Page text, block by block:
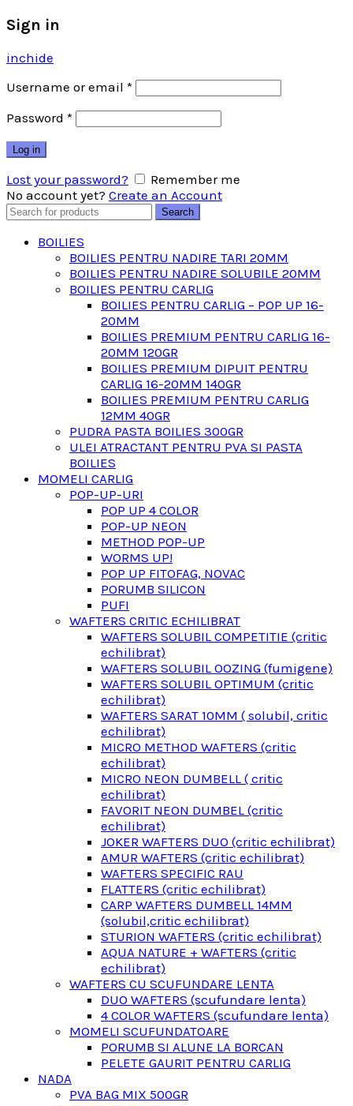
Sign in
inchide
Username or email *
Password *
Log in
Lost your password?
Remember me
No account yet? Create an Account
Search
Search
BOILIES
BOILIES PENTRU NADIRE TARI 20MM
BOILIES PENTRU NADIRE SOLUBILE 20MM
BOILIES PENTRU CARLIG
BOILIES PENTRU CARLIG – POP UP 16-
20MM
BOILIES PREMIUM PENTRU CARLIG 16-
20MM 120GR
BOILIES PREMIUM DIPUIT PENTRU
CARLIG 16-20MM 140GR
BOILIES PREMIUM PENTRU CARLIG
12MM 40GR
PUDRA PASTA BOILIES 300GR
ULEI ATRACTANT PENTRU PVA SI PASTA
BOILIES
MOMELI CARLIG
POP-UP-URI
POP UP 4 COLOR
POP-UP NEON
METHOD POP-UP
WORMS UP!
POP UP FITOFAG, NOVAC
PORUMB SILICON
PUFI
WAFTERS CRITIC ECHILIBRAT
WAFTERS SOLUBIL COMPETITIE (critic
echilibrat)
WAFTERS SOLUBIL OOZING (fumigene)
WAFTERS SOLUBIL OPTIMUM (critic
echilibrat)
WAFTERS SARAT 10MM ( solubil, critic
echilibrat)
MICRO METHOD WAFTERS (critic
echilibrat)
MICRO NEON DUMBELL ( critic
echilibrat)
FAVORIT NEON DUMBEL (critic
echilibrat)
JOKER WAFTERS DUO (critic echilibrat)
AMUR WAFTERS (critic echilibrat)
WAFTERS SPECIFIC RAU
FLATTERS (critic echilibrat)
CARP WAFTERS DUMBELL 14MM
(solubil,critic echilibrat)
STURION WAFTERS (critic echilibrat)
AQUA NATURE + WAFTERS (critic
echilibrat)
WAFTERS CU SCUFUNDARE LENTA
DUO WAFTERS (scufundare lenta)
4 COLOR WAFTERS (scufundare lenta)
MOMELI SCUFUNDATOARE
PORUMB SI ALUNE LA BORCAN
PELETE GAURIT PENTRU CARLIG
NADA
PVA BAG MIX 500GR